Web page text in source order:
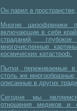
Он парил в
Многие шизофреники
включающие в себя
страданий,
многочисленные
космических катастроф.
Пытки, переживаемые
столь же
описанные в других
Сегодня мы
отношения медиков и